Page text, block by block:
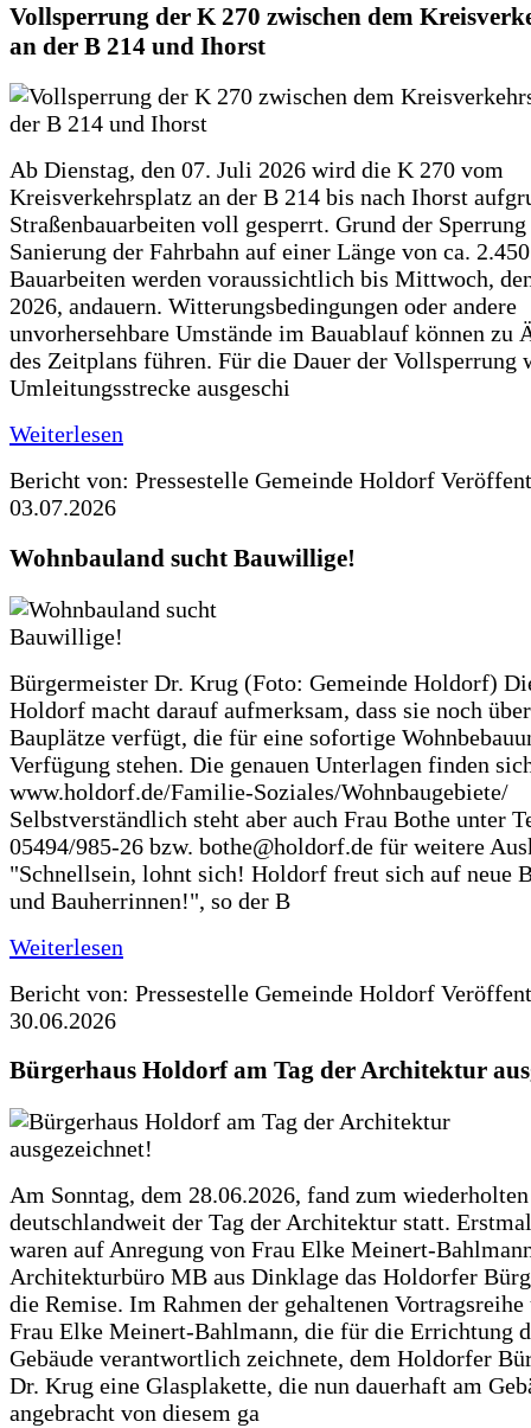
Vollsperrung der K 270 zwischen dem
an der B 214 und Ihorst
Ab Dienstag, den 07. Juli 2026 wird die K 270 vom
Kreisverkehrsplatz an der B 214 bis nach Ihorst
Straßenbauarbeiten voll gesperrt. Grund der
Sanierung der Fahrbahn auf einer Länge von ca.
Bauarbeiten werden voraussichtlich bis Mittwoch,
2026, andauern. Witterungsbedingungen oder andere
unvorhersehbare Umstände im Bauablauf können zu
des Zeitplans führen. Für die Dauer der Vollsperrung
Umleitungsstrecke ausgeschi
Weiterlesen
Bericht von: Pressestelle Gemeinde Holdorf
03.07.2026
Wohnbauland sucht Bauwillige!
Bürgermeister Dr. Krug (Foto: Gemeinde Holdorf)
Holdorf macht darauf aufmerksam, dass sie noch
Bauplätze verfügt, die für eine sofortige
Verfügung stehen. Die genauen Unterlagen finden
www.holdorf.de/Familie-Soziales/Wohnbaugebiete/
Selbstverständlich steht aber auch Frau Bothe unter
05494/985-26 bzw. bothe@holdorf.de für weitere
"Schnellsein, lohnt sich! Holdorf freut sich auf neue
und Bauherrinnen!", so der B
Weiterlesen
Bericht von: Pressestelle Gemeinde Holdorf
30.06.2026
Bürgerhaus Holdorf am Tag der Architektur
Am Sonntag, dem 28.06.2026, fand zum
deutschlandweit der Tag der Architektur statt.
waren auf Anregung von Frau Elke Meinert-
Architekturbüro MB aus Dinklage das Holdorfer
die Remise. Im Rahmen der gehaltenen
Frau Elke Meinert-Bahlmann, die für die Errichtung
Gebäude verantwortlich zeichnete, dem Holdorfer
Dr. Krug eine Glasplakette, die nun dauerhaft am
angebracht von diesem ga